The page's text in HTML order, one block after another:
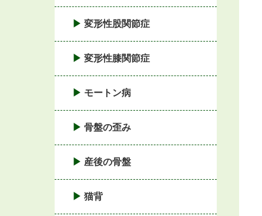
変形性股関節症
変形性膝関節症
モートン病
骨盤の歪み
産後の骨盤
猫背